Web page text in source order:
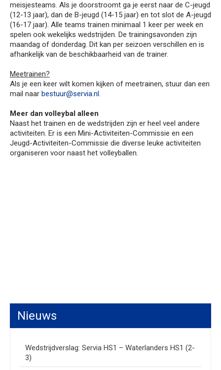
meisjesteams. Als je doorstroomt ga je eerst naar de C-jeugd
(12-13 jaar), dan de B-jeugd (14-15 jaar) en tot slot de A-jeugd
(16-17 jaar). Alle teams trainen minimaal 1 keer per week en
spelen ook wekelijks wedstrijden. De trainingsavonden zijn
maandag of donderdag. Dit kan per seizoen verschillen en is
afhankelijk van de beschikbaarheid van de trainer.
Meetrainen?
Als je een keer wilt komen kijken of meetrainen, stuur dan een
mail naar bestuur@servia.nl.
Meer dan volleybal alleen
Naast het trainen en de wedstrijden zijn er heel veel andere
activiteiten. Er is een Mini-Activiteiten-Commissie en een
Jeugd-Activiteiten-Commissie die diverse leuke activiteiten
organiseren voor naast het volleyballen.
Nieuws
Wedstrijdverslag: Servia HS1 – Waterlanders HS1 (2-
3)